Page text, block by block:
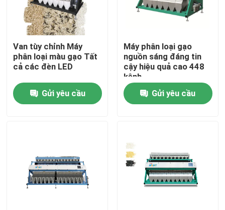
Trang Chủ
Về chúng tôi
Van tùy chỉnh Máy
phân loại màu gạo Tất
cả các đèn LED
Gửi yêu cầu
Máy phân loại gạo
nguồn sáng đáng tin
cậy hiệu quả cao 448
kênh
Gửi yêu cầu